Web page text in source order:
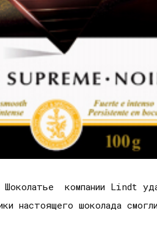
Шоколатье компании Lindt
настоящего шоколада